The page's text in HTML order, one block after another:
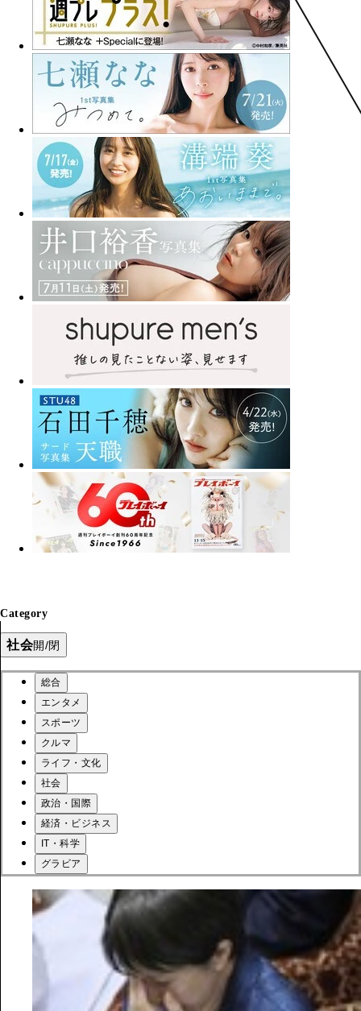
Category
社会開/閉
総合
エンタメ
スポーツ
クルマ
ライフ・文化
社会
政治・国際
経済・ビジネス
IT・科学
グラビア